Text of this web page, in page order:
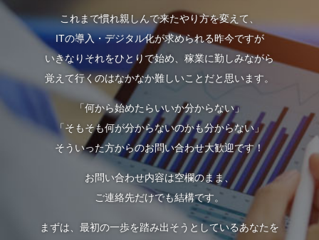
これまで慣れ親しんで来たやり方を変えて、
ITの導入・デジタル化が求められる昨今ですが
いきなりそれをひとりで始め、稼業に勤しみながら
覚えて行くのはなかなか難しいことだと思います。
「何から始めたらいいか分からない」
「そもそも何が分からないのかも分からない」
そういった方からのお問い合わせ大歓迎です！
お問い合わせ内容は空欄のまま、
ご連絡先だけでも結構です。
まずは、最初の一歩を踏み出そうとしているあなたを